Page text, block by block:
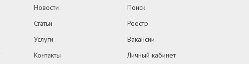
Новости
Статьи
Услуги
Контакты
Поиск
Реестр
Вакансии
Личный кабинет